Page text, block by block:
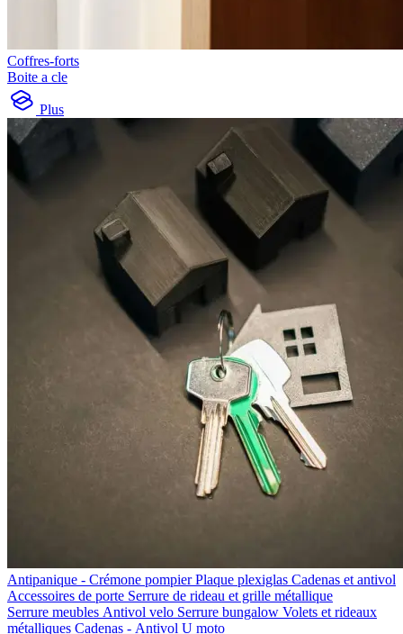
Coffres-forts
Boite a cle
Plus
Antipanique - Crémone pompierPlaque plexiglas Cadenas et antivol
Accessoires de porte Serrure de rideau et grille métallique
Serrure meubles Antivol velo Serrure bungalow Volets et rideaux
métalliques Cadenas - Antivol U moto